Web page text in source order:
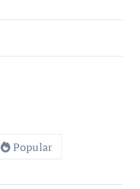
Popular